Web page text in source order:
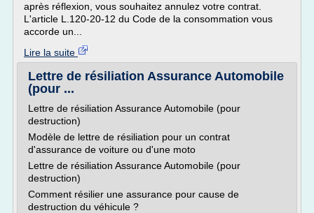
après réflexion, vous souhaitez annulez votre contrat.
L'article L.120-20-12 du Code de la consommation vous
accorde un...
Lire la suite
Lettre de résiliation Assurance Automobile
(pour ...
Lettre de résiliation Assurance Automobile (pour
destruction)
Modèle de lettre de résiliation pour un contrat
d'assurance de voiture ou d'une moto
Lettre de résiliation Assurance Automobile (pour
destruction)
Comment résilier une assurance pour cause de
destruction du véhicule ?